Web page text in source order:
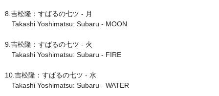
8.吉松隆：すばるの七ツ - 月
Takashi Yoshimatsu: Subaru - MOON
9.吉松隆：すばるの七ツ - 火
Takashi Yoshimatsu: Subaru - FIRE
10.吉松隆：すばるの七ツ - 水
Takashi Yoshimatsu: Subaru - WATER